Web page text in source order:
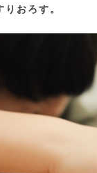
おろす。